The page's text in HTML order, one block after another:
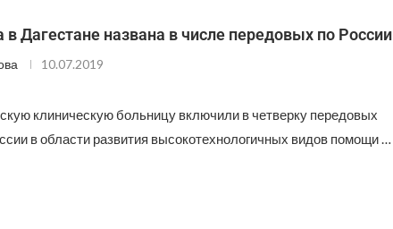
в Дагестане названа в числе передовых по России
10.07.2019
клиническую больницу включили в четверку передовых
в области развития высокотехнологичных видов помощи …